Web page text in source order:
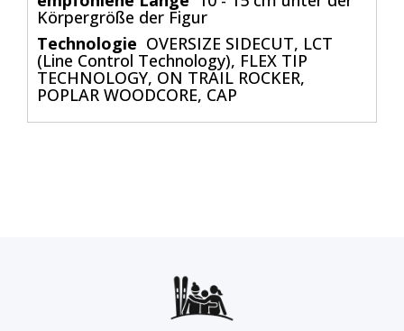
Körpergröße der Figur
Technologie OVERSIZE SIDECUT, LCT
(Line Control Technology), FLEX TIP
TECHNOLOGY, ON TRAIL ROCKER,
POPLAR WOODCORE, CAP